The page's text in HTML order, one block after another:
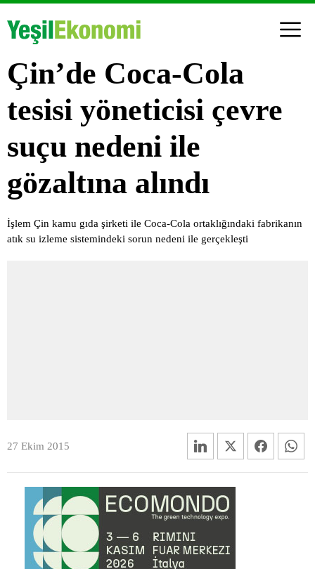
Çin’de Coca-Cola
tesisi yöneticisi çevre
suçu nedeni ile
gözaltına alındı
İşlem Çin kamu gıda şirketi ile Coca-Cola ortaklığındaki fabrikanın
atık su izleme sistemindeki sorun nedeni ile gerçekleşti
27 Ekim 2015